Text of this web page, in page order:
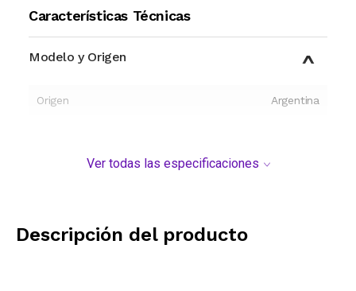
Características Técnicas
Modelo y Origen
Origen Argentina
Ver todas las especificaciones
Descripción del producto